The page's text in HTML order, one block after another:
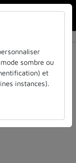
sombre ou
et
instances).